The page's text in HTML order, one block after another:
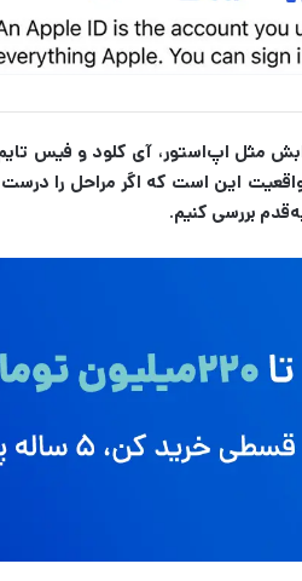
مثل اپ‌استور، آی کلود و فیس
این است که اگر مراحل را درست